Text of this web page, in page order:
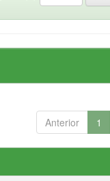
Anterior 1